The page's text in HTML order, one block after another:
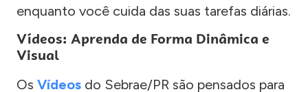
enquanto você cuida das suas tarefas diárias.
Vídeos: Aprenda de Forma Dinâmica e
Visual
Os Vídeos do Sebrae/PR são pensados para